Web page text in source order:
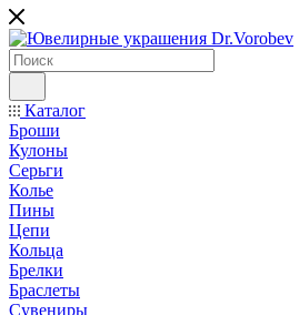
Каталог
Броши
Кулоны
Серьги
Колье
Пины
Цепи
Кольца
Брелки
Браслеты
Сувениры